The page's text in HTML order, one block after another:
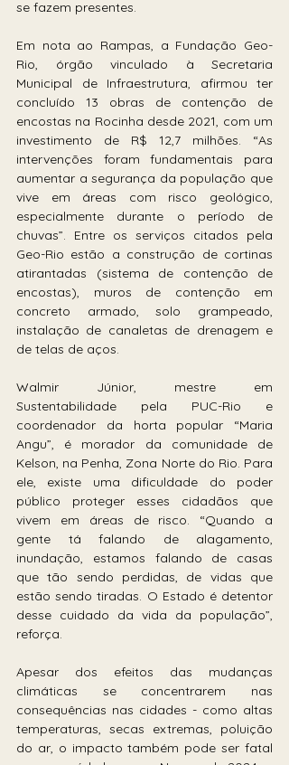
se fazem presentes.
Em nota ao Rampas, a Fundação Geo-
Rio, órgão vinculado à Secretaria
Municipal de Infraestrutura, afirmou ter
concluído 13 obras de contenção de
encostas na Rocinha desde 2021, com um
investimento de R$ 12,7 milhões. “As
intervenções foram fundamentais para
aumentar a segurança da população que
vive em áreas com risco geológico,
especialmente durante o período de
chuvas”. Entre os serviços citados pela
Geo-Rio estão a construção de cortinas
atirantadas (sistema de contenção de
encostas), muros de contenção em
concreto armado, solo grampeado,
instalação de canaletas de drenagem e
de telas de aços.
Walmir Júnior, mestre em
Sustentabilidade pela PUC-Rio e
coordenador da horta popular “Maria
Angu”, é morador da comunidade de
Kelson, na Penha, Zona Norte do Rio. Para
ele, existe uma dificuldade do poder
público proteger esses cidadãos que
vivem em áreas de risco. “Quando a
gente tá falando de alagamento,
inundação, estamos falando de casas
que tão sendo perdidas, de vidas que
estão sendo tiradas. O Estado é detentor
desse cuidado da vida da população”,
reforça.
Apesar dos efeitos das mudanças
climáticas se concentrarem nas
consequências nas cidades - como altas
temperaturas, secas extremas, poluição
do ar, o impacto também pode ser fatal